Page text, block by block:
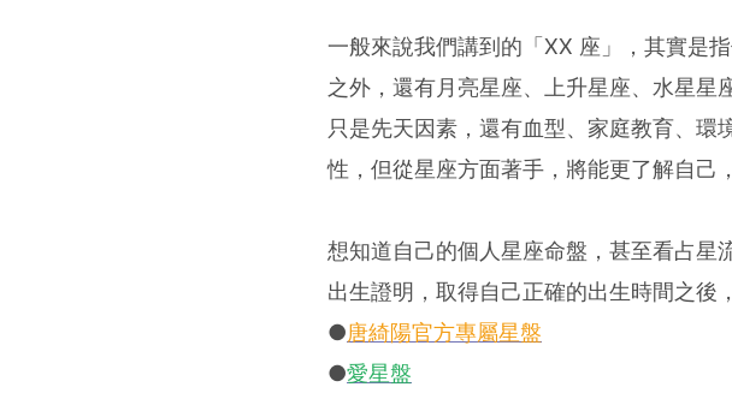
一般來說我們講到的「XX 座」，其實是
之外，還有月亮星座、上升星座、水星
只是先天因素，還有血型、家庭教育、
性，但從星座方面著手，將能更了解自己
想知道自己的個人星座命盤，甚至看占星
出生證明，取得自己正確的出生時間之後
●唐綺陽官方專屬星盤
●愛星盤